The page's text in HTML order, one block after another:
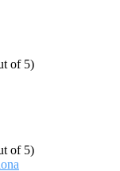
of 5)
of 5)